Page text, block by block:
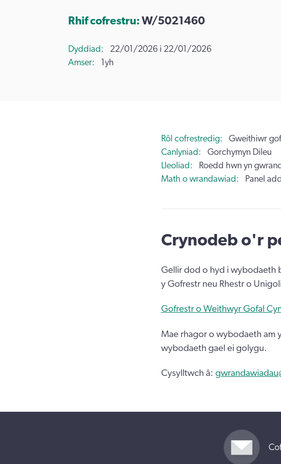
Rhif cofrestru: W/5021460
Dyddiad
22/01/2026 i 22/01/2026
Amser
1yh
Rôl cofrestredig
Gweithiwr
Canlyniad
Gorchymyn Dileu
Lleoliad
Roedd hwn yn
Math o wrandawiad
Panel
Crynodeb o'r
Gellir dod o hyd i wybodaeth
y Gofrestr neu Rhestr o
Gofrestr o Weithwyr Gofal
Mae rhagor o wybodaeth am
wybodaeth gael ei golygu.
Cysylltwch â: